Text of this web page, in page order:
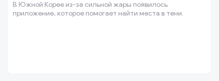
В Южной Корее из-за сильной жары появилось
приложение, которое помогает найти места в тени.